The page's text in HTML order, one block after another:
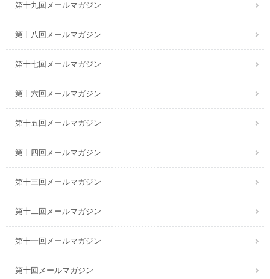
第十九回メールマガジン
第十八回メールマガジン
第十七回メールマガジン
第十六回メールマガジン
第十五回メールマガジン
第十四回メールマガジン
第十三回メールマガジン
第十二回メールマガジン
第十一回メールマガジン
第十回メールマガジン